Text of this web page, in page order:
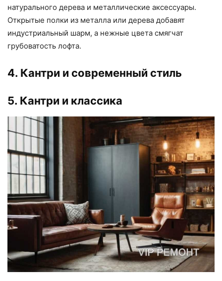
натурального дерева и металлические аксессуары.
Открытые полки из металла или дерева добавят
индустриальный шарм, а нежные цвета смягчат
грубоватость лофта.
4. Кантри и современный стиль
5. Кантри и классика